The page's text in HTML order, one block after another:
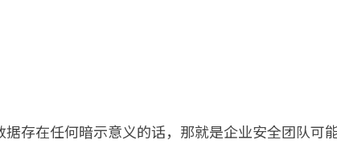
存在任何暗示意义的话，那就是企业安全团队可